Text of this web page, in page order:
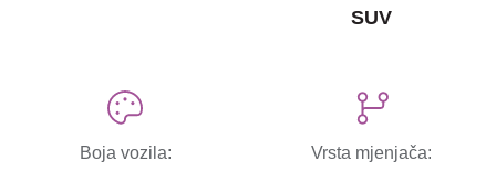
SUV
Boja vozila: Vrsta mjenjača: